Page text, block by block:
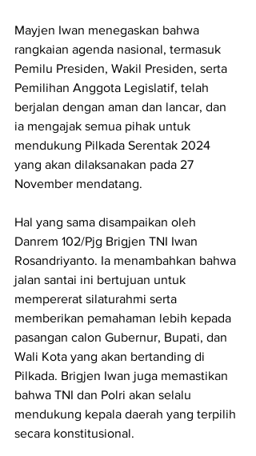
Mayjen Iwan menegaskan bahwa
rangkaian agenda nasional, termasuk
Pemilu Presiden, Wakil Presiden, serta
Pemilihan Anggota Legislatif, telah
berjalan dengan aman dan lancar, dan
ia mengajak semua pihak untuk
mendukung Pilkada Serentak 2024
yang akan dilaksanakan pada 27
November mendatang.
Hal yang sama disampaikan oleh
Danrem 102/Pjg Brigjen TNI Iwan
Rosandriyanto. Ia menambahkan bahwa
jalan santai ini bertujuan untuk
mempererat silaturahmi serta
memberikan pemahaman lebih kepada
pasangan calon Gubernur, Bupati, dan
Wali Kota yang akan bertanding di
Pilkada. Brigjen Iwan juga memastikan
bahwa TNI dan Polri akan selalu
mendukung kepala daerah yang terpilih
secara konstitusional.